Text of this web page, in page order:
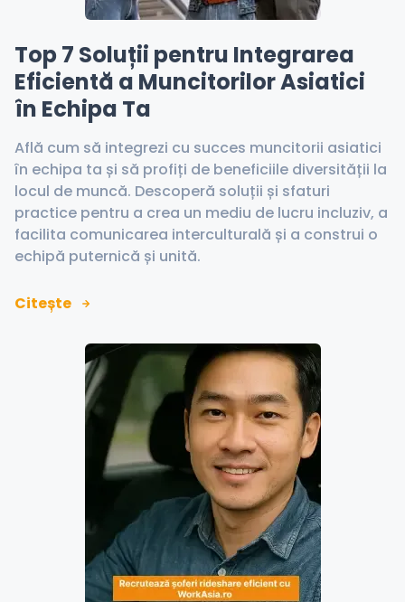
Top 7 Soluții pentru Integrarea
Eficientă a Muncitorilor Asiatici
în Echipa Ta
Află cum să integrezi cu succes muncitorii asiatici
în echipa ta și să profiți de beneficiile diversității la
locul de muncă. Descoperă soluții și sfaturi
practice pentru a crea un mediu de lucru incluziv, a
facilita comunicarea interculturală și a construi o
echipă puternică și unită.
Citește